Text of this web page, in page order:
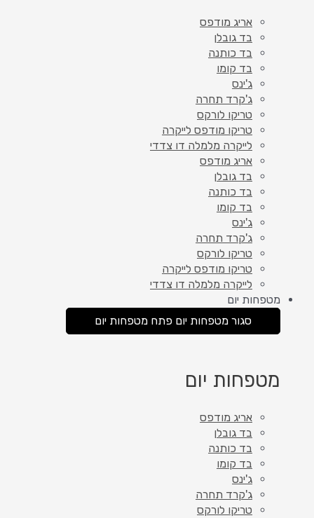
אריג מודפס
בד גובלן
בד כותנה
בד קומו
ג'ינס
ג'קרד תחרה
טריקו לורקס
טריקו מודפס לייקרה
לייקרה מלמלה דו צדדי
אריג מודפס
בד גובלן
בד כותנה
בד קומו
ג'ינס
ג'קרד תחרה
טריקו לורקס
טריקו מודפס לייקרה
לייקרה מלמלה דו צדדי
מטפחות יום
סגור מטפחות יום פתח מטפחות יום
מטפחות יום
אריג מודפס
בד גובלן
בד כותנה
בד קומו
ג'ינס
ג'קרד תחרה
טריקו לורקס